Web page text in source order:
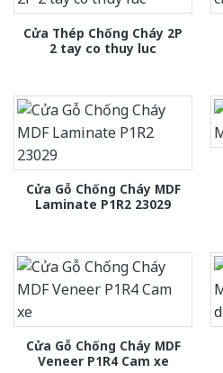
Cửa Thép Chống Cháy 2P
2 tay co thuy luc
Cửa Gỗ Chống Cháy MDF
Laminate P1R2 23029
Cửa Gỗ Chống Cháy MDF
Veneer P1R4 Cam xe